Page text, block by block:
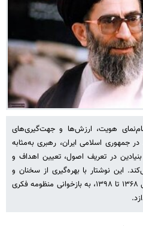
هویت، ارزش‌ها و جهت‌گیری‌های
جمهوری اسلامی ایران، رهبری به‌مثابه
در تعریف اصول، تعیین اهداف و
این نوشتار با بهره‌گیری از سخنان و
مکاتبات آیت‌الله خامنه‌ای در بازه زمانی ۱۳۶۸ تا ۱۳۹۸، به بازخوانی منظومه فکری